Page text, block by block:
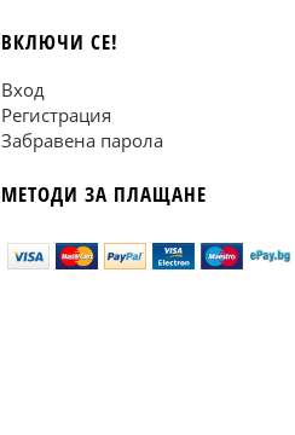
ВКЛЮЧИ СЕ!
Вход
Регистрация
Забравена парола
МЕТОДИ ЗА ПЛАЩАНЕ